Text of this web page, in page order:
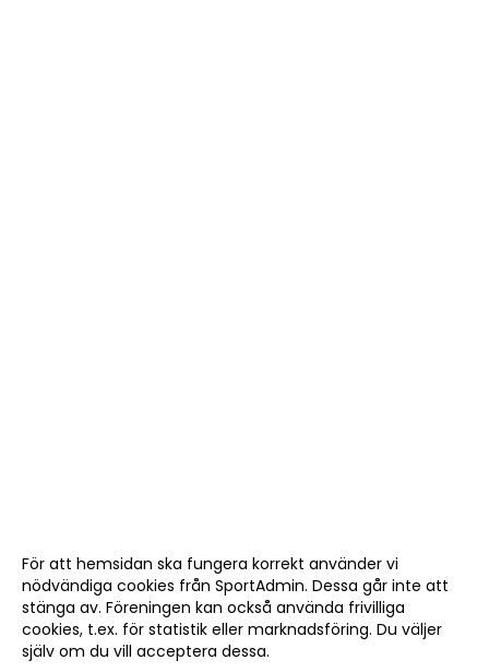
För att hemsidan ska fungera korrekt använder vi
nödvändiga cookies från SportAdmin. Dessa går inte att
stänga av. Föreningen kan också använda frivilliga
cookies, t.ex. för statistik eller marknadsföring. Du väljer
själv om du vill acceptera dessa.